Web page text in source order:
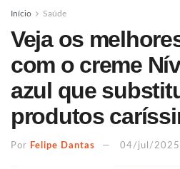
Início Saúde
Veja os
com o creme
azul que
produtos
Por Felipe Dantas 04/jul/2025